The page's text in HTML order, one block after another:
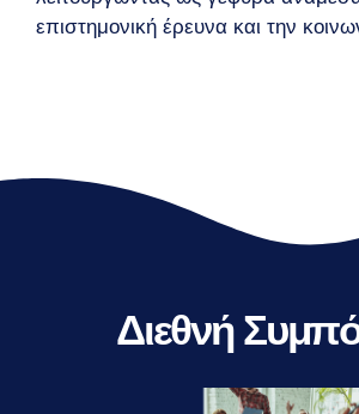
επιστημονική έρευνα και την
Διεθνή